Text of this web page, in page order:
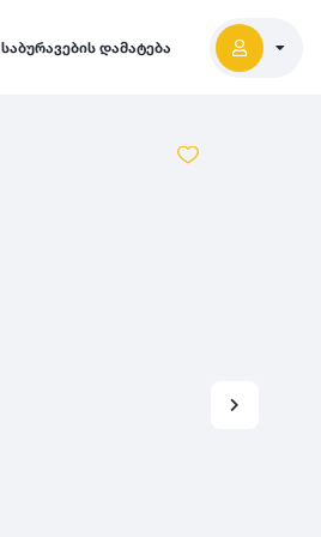
საბურავების დამატება